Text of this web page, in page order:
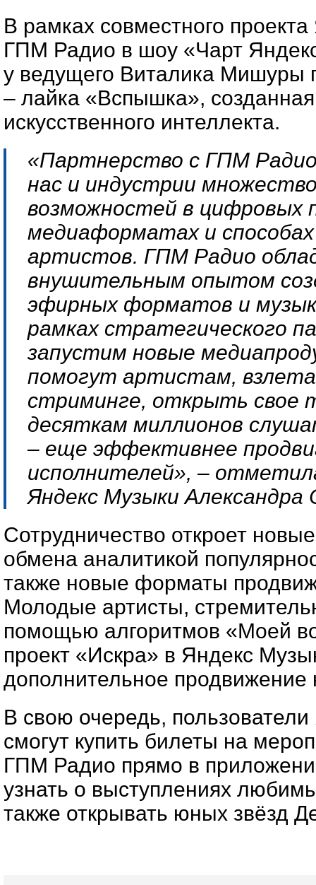
В рамках совместного
ГПМ Радио в шоу «Чарт
у ведущего Виталика Мишуры
– лайка «Вспышка»,
искусственного интеллекта.
«Партнерство с ГПМ
нас и индустрии
возможностей в цифровых
медиаформатах и
артистов. ГПМ Радио
внушительным опытом
эфирных форматов и
рамках стратегического
запустим новые
помогут артистам,
стриминге, открыть свое
десяткам миллионов
– еще эффективнее
исполнителей», –
Яндекс Музыки Александра
Сотрудничество откроет
обмена аналитикой
также новые форматы
Молодые артисты,
помощью алгоритмов «Моей
проект «Искра» в Яндекс
дополнительное продвижение
В свою очередь,
смогут купить билеты на
ГПМ Радио прямо в
узнать о выступлениях
также открывать юных звёзд